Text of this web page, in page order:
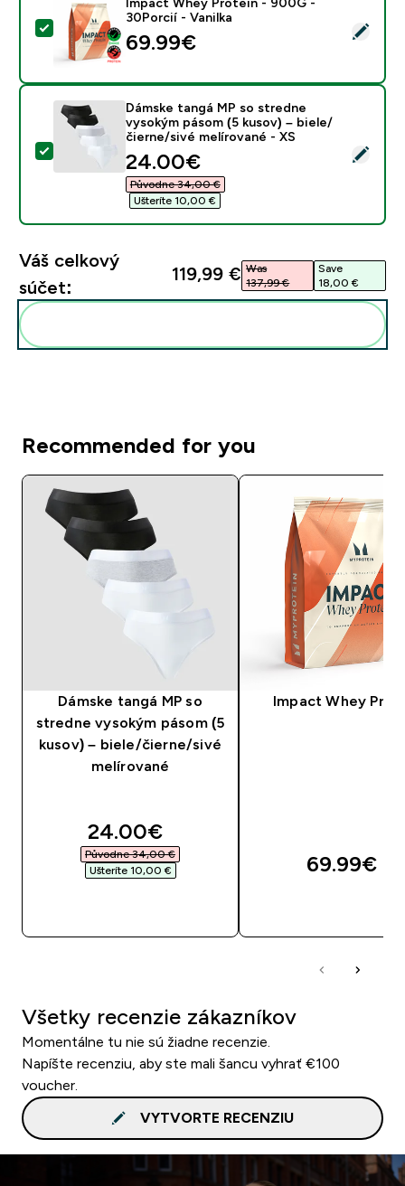
Vybrať tento produkt - Impact Whey Proteín - 900G
30Porcií - Vanilka
69.99€‎
Vybrať tento produkt - Dámske tangá MP so stredne
Dámske tangá MP so stredne
vysokým pásom (5 kusov) – biele/
čierne/sivé melírované - XS
discounted price
24.00€‎
Původne 34,00 €‎
Ušteríte 10,00 €‎
Váš celkový
súčet:
119,99 €‎ Was
137,99 €‎
Save
18,00 €‎
Recommended for you
Dámske tangá MP so
stredne vysokým pásom (5
kusov) – biele/čierne/sivé
melírované
discounted price
24.00€‎
Původne 34,00 €‎
Ušteríte 10,00 €‎
Impact Whey
69.99€‎
Všetky recenzie zákazníkov
Momentálne tu nie sú žiadne recenzie.
Napíšte recenziu, aby ste mali šancu vyhrať €100
voucher.
VYTVORTE RECENZIU